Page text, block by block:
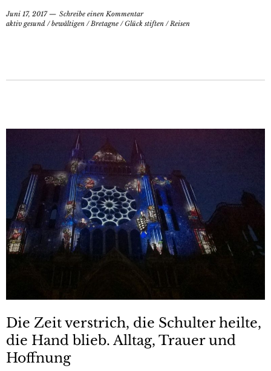
Juni 17, 2017
Schreibe einen Kommentar
aktiv gesund /bewältigen / Bretagne /Glück stiften / Reisen
Die Zeit verstrich, die Schulter heilte,
die Hand blieb. Alltag, Trauer und
Hoffnung